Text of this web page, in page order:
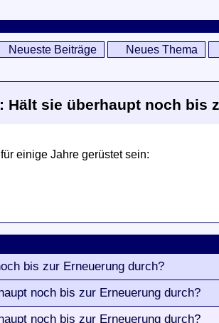
Neueste Beiträge Neues Thema
sie überhaupt noch bis
einige Jahre gerüstet sein:
bis zur Erneuerung durch?
noch bis zur Erneuerung durch?
noch bis zur Erneuerung durch?